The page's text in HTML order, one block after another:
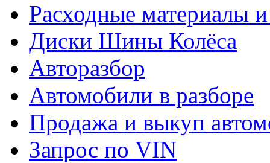
Расходные материалы
Диски Шины Колёса
Авторазбор
Автомобили в разборе
Продажа и выкуп
Запрос по VIN